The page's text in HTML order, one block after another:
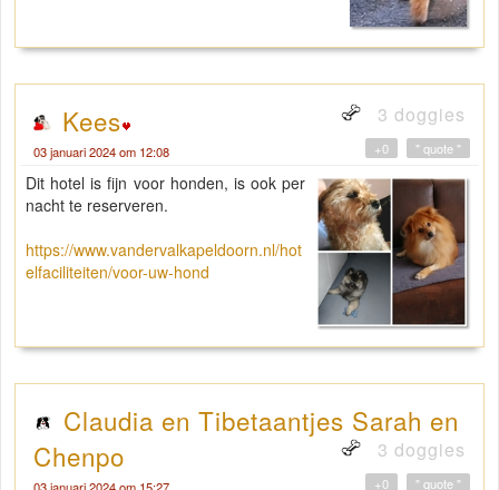
Kees 3 doggies
03 januari 2024 om 12:08 " quote "
+0
Dit hotel is fijn voor honden, is ook per
nacht te reserveren.
https://www.vandervalkapeldoorn.nl/hot
elfaciliteiten/voor-uw-hond
Claudia en Tibetaantjes Sarah en
Chenpo
3 doggies
" quote "
+0